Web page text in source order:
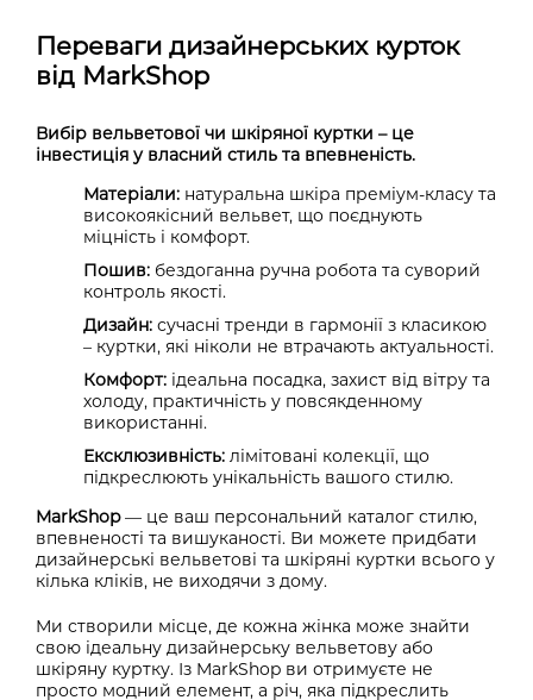
Переваги дизайнерських курток
від MarkShop
Вибір вельветової чи шкіряної куртки – це
інвестиція у власний стиль та впевненість.
Матеріали: натуральна шкіра преміум-класу та
високоякісний вельвет, що поєднують
міцність і комфорт.
Пошив: бездоганна ручна робота та суворий
контроль якості.
Дизайн: сучасні тренди в гармонії з класикою
– куртки, які ніколи не втрачають актуальності.
Комфорт: ідеальна посадка, захист від вітру та
холоду, практичність у повсякденному
використанні.
Ексклюзивність: лімітовані колекції, що
підкреслюють унікальність вашого стилю.
MarkShop— це ваш персональний каталог стилю,
впевненості та вишуканості. Ви можете придбати
дизайнерські вельветові та шкіряні куртки всього у
кілька кліків, не виходячи з дому.
Ми створили місце, де кожна жінка може знайти
свою ідеальну дизайнерську вельветову або
шкіряну куртку. Із MarkShop ви отримуєте не
просто модний елемент, а річ, яка підкреслить